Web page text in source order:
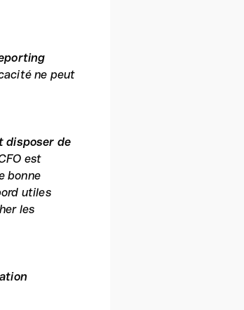
ne peut
disposer de
est
bonne
utiles
les